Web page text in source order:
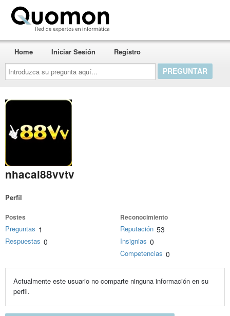
Introduzca
su
pregunta
aquí...
Home Iniciar Sesión Registro
nhacai88vvtv
Perfil
Postes
Preguntas 1
Respuestas 0
Reconocimiento
Reputación 53
Insignias 0
Competencias 0
Actualmente este usuario no comparte ninguna información en su
perfil.